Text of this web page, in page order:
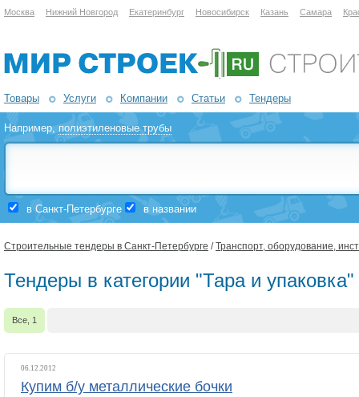
Москва Нижний Новгород Екатеринбург Новосибирск Казань Самара
Товары Услуги Компании Статьи Тендеры
Например,полиэтиленовые трубы
в Санкт-Петербурге в названии
Строительные тендеры в Санкт-Петербурге /Транспорт, оборудование,
Тендеры в категории "Тара и
Все, 1
06.12.2012
Купим б/у металлические бочки